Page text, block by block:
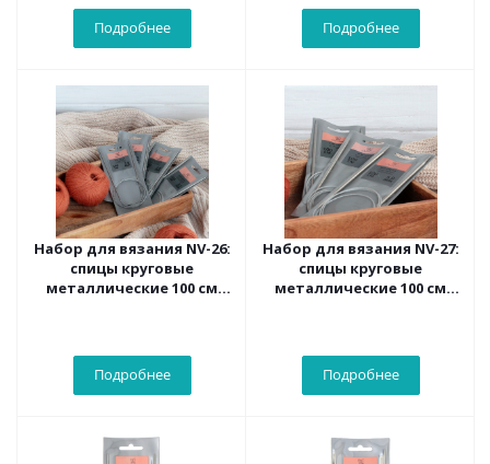
Подробнее Подробнее
Набор для вязания NV-26:
спицы круговые
металлические 100 см
Подробнее
Набор для вязания NV-27:
спицы круговые
металлические 100 см
Подробнее